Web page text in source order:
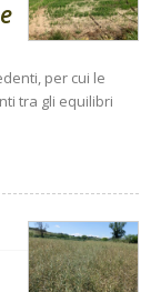
per cui le
tra gli equilibri